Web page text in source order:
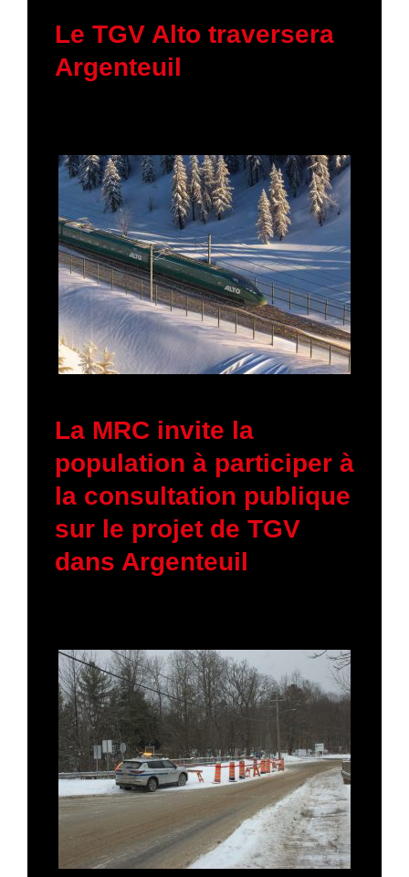
Le TGV Alto traversera
Argenteuil
La MRC invite la
population à participer à
la consultation publique
sur le projet de TGV
dans Argenteuil